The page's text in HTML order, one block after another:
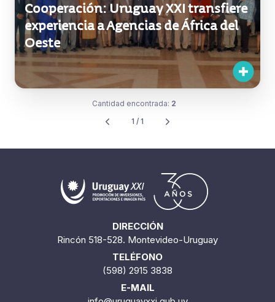
Cooperación: Uruguay XXI transfiere
experiencia a Agencias de África del
Oeste
Cantidad encontrada: 2
1 / 1
DIRECCIÓN
Rincón 518-528. Montevideo-Uruguay
TELÉFONO
(598) 2915 3838
E-MAIL